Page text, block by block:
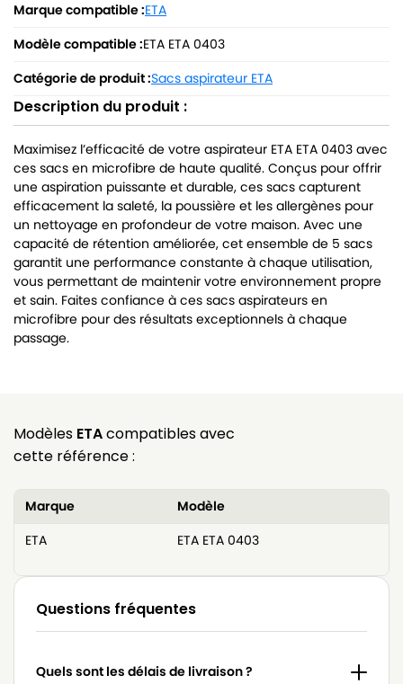
Marque compatible :ETA
Modèle compatible :ETA ETA 0403
Catégorie de produit :Sacs aspirateur ETA
Description du produit :
Maximisez l’efficacité de votre aspirateur ETA ETA 0403 avec
ces sacs en microfibre de haute qualité. Conçus pour offrir
une aspiration puissante et durable, ces sacs capturent
efficacement la saleté, la poussière et les allergènes pour
un nettoyage en profondeur de votre maison. Avec une
capacité de rétention améliorée, cet ensemble de 5 sacs
garantit une performance constante à chaque utilisation,
vous permettant de maintenir votre environnement propre
et sain. Faites confiance à ces sacs aspirateurs en
microfibre pour des résultats exceptionnels à chaque
passage.
Modèles ETAcompatibles avec
cette référence :
Marque
Modèle
ETA
ETA ETA 0403
Questions fréquentes
Quels sont les délais de livraison ?